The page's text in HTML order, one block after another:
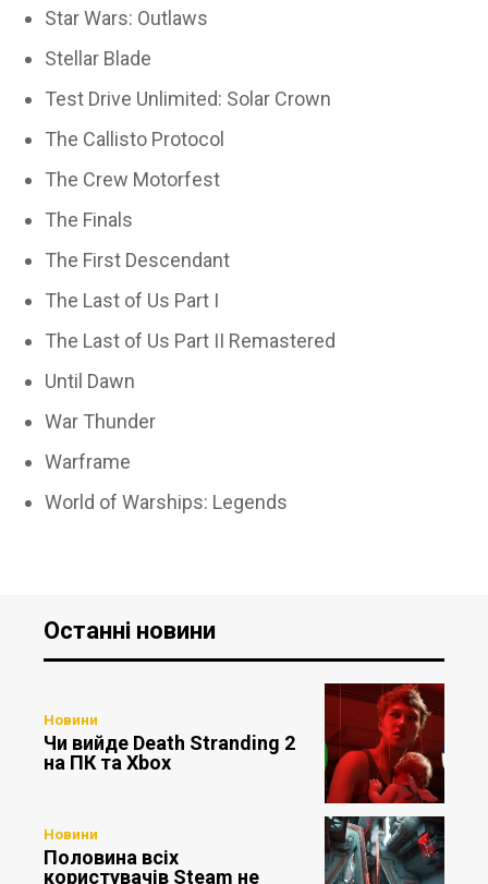
Star Wars: Outlaws
Stellar Blade
Test Drive Unlimited: Solar Crown
The Callisto Protocol
The Crew Motorfest
The Finals
The First Descendant
The Last of Us Part I
The Last of Us Part II Remastered
Until Dawn
War Thunder
Warframe
World of Warships: Legends
Останні новини
Новини
Чи вийде Death Stranding 2
на ПК та Xbox
Новини
Половина всіх
користувачів Steam не